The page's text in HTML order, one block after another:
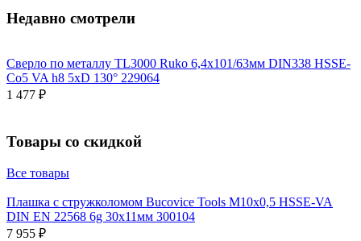
Недавно смотрели
Сверло по металлу TL3000 Ruko 6,4x101/63мм DIN338 HSSE-
Co5 VA h8 5xD 130° 229064
1 477 ₽
Товары со скидкой
Все товары
Плашка с стружколомом Bucovice Tools М10х0,5 HSSE-VA
DIN EN 22568 6g 30х11мм 300104
7 955 ₽